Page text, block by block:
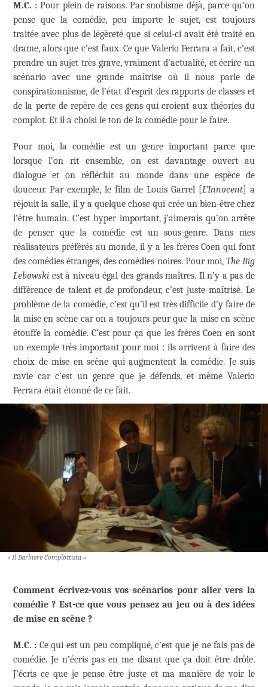
M.C. : Pour plein de raisons. Par snobisme déjà, parce qu’on
pense que la comédie, peu importe le sujet, est toujours
traitée avec plus de légèreté que si celui-ci avait été traité en
drame, alors que c’est faux. Ce que Valerio Ferrara a fait, c’est
prendre un sujet très grave, vraiment d’actualité, et écrire un
scénario avec une grande maîtrise où il nous parle de
conspirationnisme, de l’état d’esprit des rapports de classes et
de la perte de repère de ces gens qui croient aux théories du
complot. Et il a choisi le ton de la comédie pour le faire.
Pour moi, la comédie est un genre important parce que
lorsque l’on rit ensemble, on est davantage ouvert au
dialogue et on réfléchit au monde dans une espèce de
douceur. Par exemple, le film de Louis Garrel [L’Innocent] a
réjouit la salle, il y a quelque chose qui crée un bien-être chez
l’être humain. C’est hyper important, j’aimerais qu’on arrête
de penser que la comédie est un sous-genre. Dans mes
réalisateurs préférés au monde, il y a les frères Coen qui font
des comédies étranges, des comédies noires. Pour moi, The Big
Lebowski est à niveau égal des grands maîtres. Il n’y a pas de
différence de talent et de profondeur, c’est juste maîtrisé. Le
problème de la comédie, c’est qu’il est très difficile d’y faire de
la mise en scène car on a toujours peur que la mise en scène
étouffe la comédie. C’est pour ça que les frères Coen en sont
un exemple très important pour moi : ils arrivent à faire des
choix de mise en scène qui augmentent la comédie. Je suis
ravie car c’est un genre que je défends, et même Valerio
Ferrara était étonné de ce fait.
« Il Barbiere Complottista »
Comment écrivez-vous vos scénarios pour aller vers la
comédie ? Est-ce que vous pensez au jeu ou à des idées
de mise en scène ?
M.C. : Ce qui est un peu compliqué, c’est que je ne fais pas de
comédie. Je n’écris pas en me disant que ça doit être drôle.
J’écris ce que je pense être juste et ma manière de voir le